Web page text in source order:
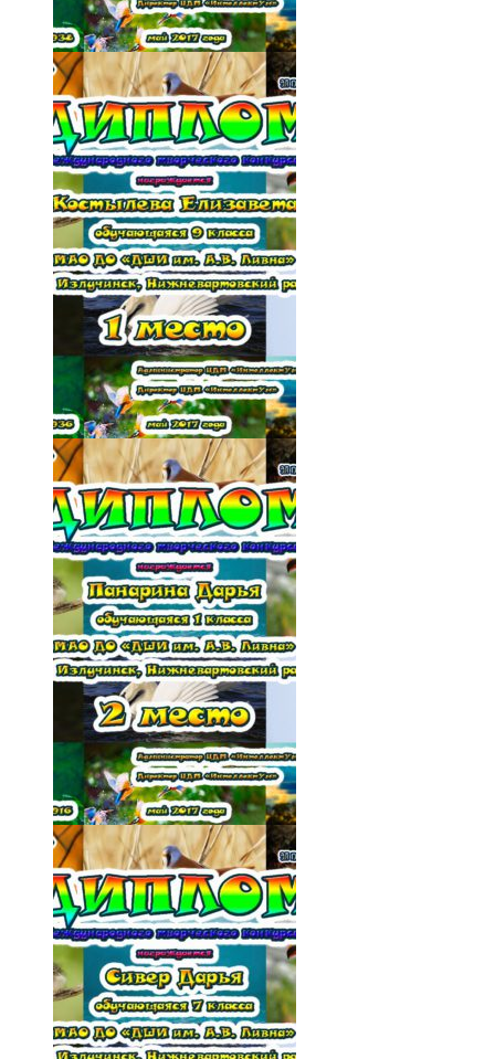
023-7-3b_QoQkvE
024-KAjs5soUSFI
025-Tasqc5smibE